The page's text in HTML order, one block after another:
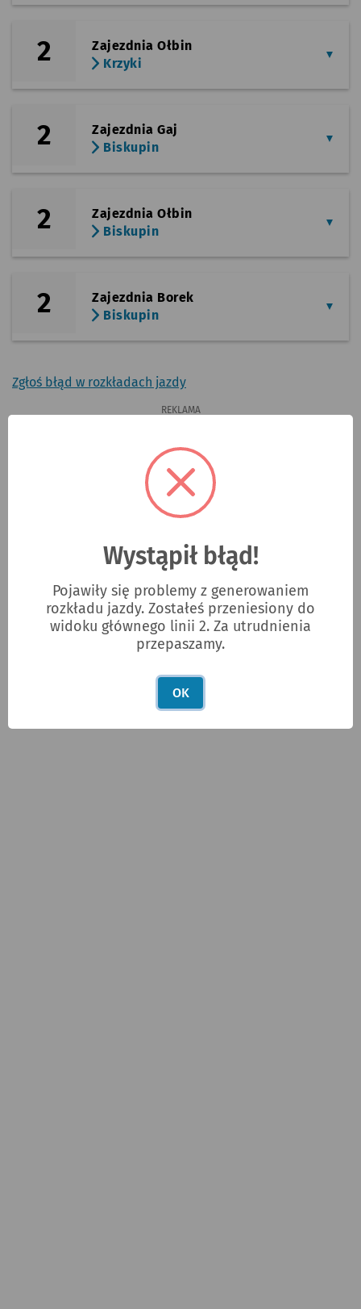
2
Zajezdnia Ołbin
Krzyki
2
Zajezdnia Gaj
Biskupin
2
Zajezdnia Ołbin
Biskupin
2
Zajezdnia Borek
Biskupin
Zgłoś błąd w rozkładach jazdy
REKLAMA
ad
Wystąpił błąd!
Pojawiły się problemy z generowaniem
rozkładu jazdy. Zostałeś przeniesiony do
widoku głównego linii 2. Za utrudnienia
przepaszamy.
OK